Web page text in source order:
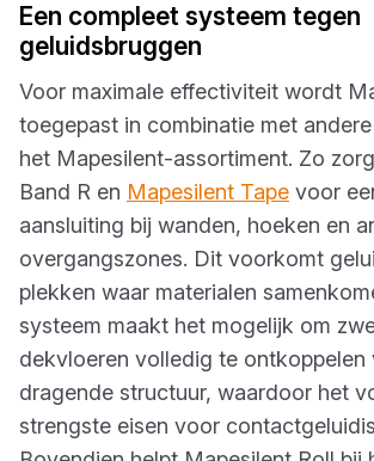
Een compleet systeem tegen
geluidsbruggen
Voor maximale effectiviteit wordt
toegepast in combinatie met
het Mapesilent-assortiment. Zo
Band R en Mapesilent Tape voor
aansluiting bij wanden, hoeken en
overgangszones. Dit voorkomt
plekken waar materialen
systeem maakt het mogelijk om
dekvloeren volledig te ontkoppelen
dragende structuur, waardoor het
strengste eisen voor